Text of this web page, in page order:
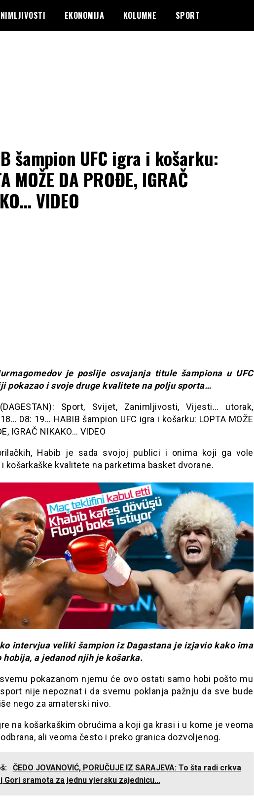
EKONOMIJA KOLUMNE SPORT
šampion UFC igra i košarku:
MOŽE DA PROĐE, IGRAČ
VIDEO
je poslije osvajanja titule šampiona u UFC
pokazao i svoje druge kvalitete na polju sporta…
Sport, Svijet, Zanimljivosti, Vijesti… utorak,
08: 19… HABIB šampion UFC igra i košarku: LOPTA MOŽE
IGRAČ NIKAKO… VIDEO
Habib je sada svojoj publici i onima koji ga vole
i košarkaške kvalitete na parketima basket dvorane.
intervjua veliki šampion iz Dagastana je izjavio kako ima
hobija, a jedanod njih je košarka.
pokazanom njemu će ovo ostati samo hobi pošto mu
nije nepoznat i da svemu poklanja pažnju da sve bude
nego za amaterski nivo.
na košarkaškim obrućima a koji ga krasi i u kome je veoma
ali veoma često i preko granica dozvoljenog.
ČEDO JOVANOVIĆ, PORUČUJE IZ SARAJEVA: To šta radi crkva
Gori sramota za jednu vjersku zajednicu...